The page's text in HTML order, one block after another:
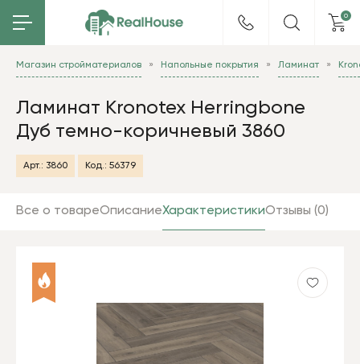
0
Магазин стройматериалов Напольные покрытия Ламинат
Ламинат Kronotex Herringbone
Дуб темно-коричневый 3860
Арт.: 3860 Код.: 56379
Все о товареОписаниеХарактеристикиОтзывы (0)